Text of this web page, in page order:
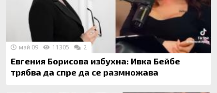
Евгения Борисова избухна: Ивка Бейбе
трябва да спре да се размножава
май 09 11305 2